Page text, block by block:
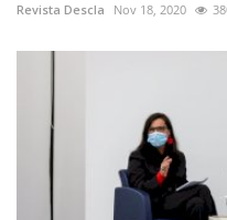
Revista Descla Nov 18, 2020